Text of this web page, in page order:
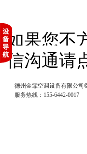
如果您不
信沟通请
德州金霏空调设备有限公司
服务热线：155-6442-0017